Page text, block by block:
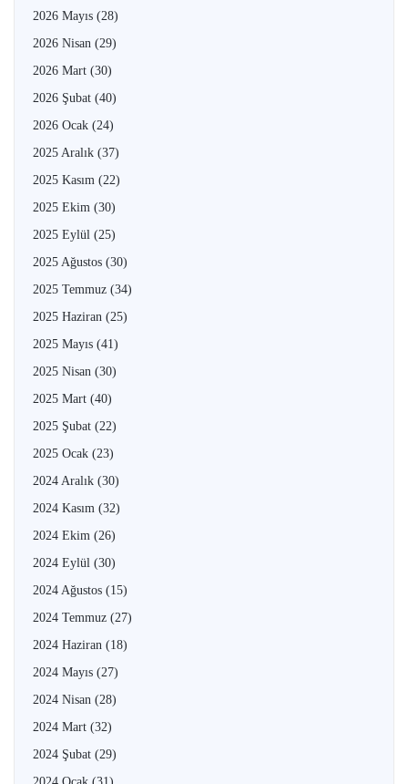
2026 Mayıs (28)
2026 Nisan (29)
2026 Mart (30)
2026 Şubat (40)
2026 Ocak (24)
2025 Aralık (37)
2025 Kasım (22)
2025 Ekim (30)
2025 Eylül (25)
2025 Ağustos (30)
2025 Temmuz (34)
2025 Haziran (25)
2025 Mayıs (41)
2025 Nisan (30)
2025 Mart (40)
2025 Şubat (22)
2025 Ocak (23)
2024 Aralık (30)
2024 Kasım (32)
2024 Ekim (26)
2024 Eylül (30)
2024 Ağustos (15)
2024 Temmuz (27)
2024 Haziran (18)
2024 Mayıs (27)
2024 Nisan (28)
2024 Mart (32)
2024 Şubat (29)